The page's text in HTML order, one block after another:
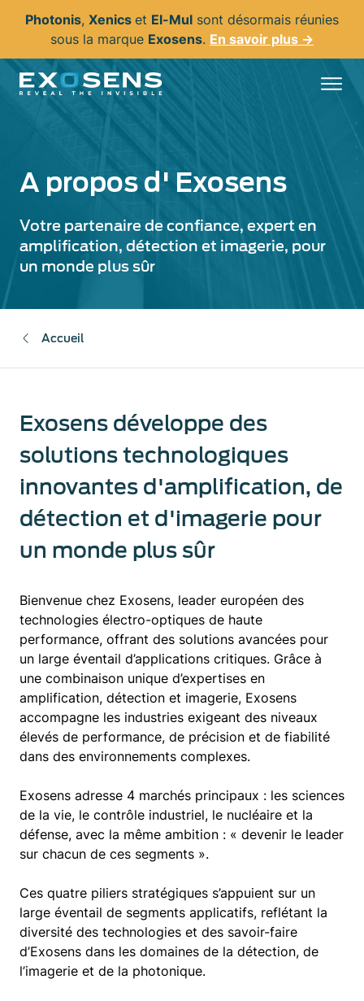
principal
Photonis, Xenics et El-Mul sont désormais réunies
sous la marque Exosens. En savoir plus →
A propos d' Exosens
Votre partenaire de confiance, expert en
amplification, détection et imagerie, pour
un monde plus sûr
Accueil
Exosens développe des
solutions technologiques
innovantes d'amplification, de
détection et d'imagerie pour
un monde plus sûr
Bienvenue chez Exosens, leader européen des
technologies électro-optiques de haute
performance, offrant des solutions avancées pour
un large éventail d’applications critiques. Grâce à
une combinaison unique d’expertises en
amplification, détection et imagerie, Exosens
accompagne les industries exigeant des niveaux
élevés de performance, de précision et de fiabilité
dans des environnements complexes.
Exosens adresse 4 marchés principaux : les sciences
de la vie, le contrôle industriel, le nucléaire et la
défense, avec la même ambition : « devenir le leader
sur chacun de ces segments ».
Ces quatre piliers stratégiques s’appuient sur un
large éventail de segments applicatifs, reflétant la
diversité des technologies et des savoir-faire
d’Exosens dans les domaines de la détection, de
l’imagerie et de la photonique.